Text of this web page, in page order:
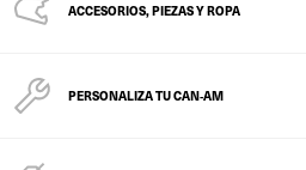
ACCESORIOS, PIEZAS Y ROPA
PERSONALIZA TU CAN‑AM